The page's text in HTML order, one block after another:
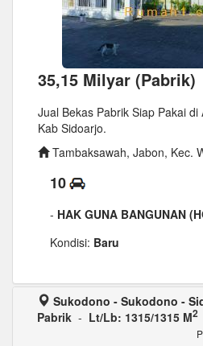
35,15 Milyar (Pabrik)
Jual Bekas Pabrik Siap Pakai
Kab Sidoarjo.
Tambaksawah, Jabon, Kec.
10
- HAK GUNA BANGUNAN
Kondisi: Baru
Sukodono - Sukodono -
Pabrik - Lt/Lb: 1315/1315 M2